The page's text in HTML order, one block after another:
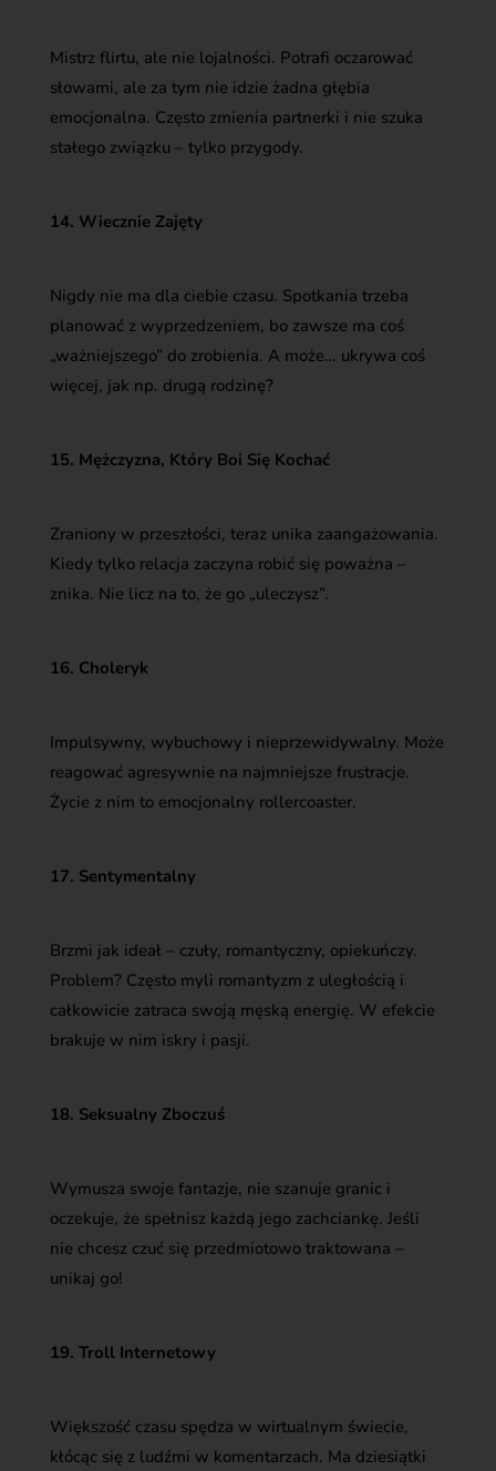
Mistrz flirtu, ale nie lojalności. Potrafi oczarować
słowami, ale za tym nie idzie żadna głębia
emocjonalna. Często zmienia partnerki i nie szuka
stałego związku – tylko przygody.
14. Wiecznie Zajęty
Nigdy nie ma dla ciebie czasu. Spotkania trzeba
planować z wyprzedzeniem, bo zawsze ma coś
„ważniejszego” do zrobienia. A może… ukrywa coś
więcej, jak np. drugą rodzinę?
15. Mężczyzna, Który Boi Się Kochać
Zraniony w przeszłości, teraz unika zaangażowania.
Kiedy tylko relacja zaczyna robić się poważna –
znika. Nie licz na to, że go „uleczysz”.
16. Choleryk
Impulsywny, wybuchowy i nieprzewidywalny. Może
reagować agresywnie na najmniejsze frustracje.
Życie z nim to emocjonalny rollercoaster.
17. Sentymentalny
Brzmi jak ideał – czuły, romantyczny, opiekuńczy.
Problem? Często myli romantyzm z uległością i
całkowicie zatraca swoją męską energię. W efekcie
brakuje w nim iskry i pasji.
18. Seksualny Zboczuś
Wymusza swoje fantazje, nie szanuje granic i
oczekuje, że spełnisz każdą jego zachciankę. Jeśli
nie chcesz czuć się przedmiotowo traktowana –
unikaj go!
19. Troll Internetowy
Większość czasu spędza w wirtualnym świecie,
kłócąc się z ludźmi w komentarzach. Ma dziesiątki